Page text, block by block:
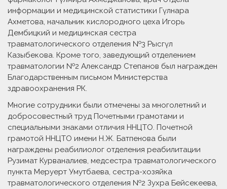
информации и медицинской статистики Гүлнара
Ахметова, начальник кислородного цеха Игорь
Дембицкий и медицинская сестра
травматологического отделения №3 Рысгүл
Казыбекова. Кроме того, заведующий отделением
травматологии №2 Александр Степанов был награжден
Благодарственным письмом Министерства
здравоохранения РК.
Многие сотрудники были отмечены за многолетний и
добросовестный труд Почетными грамотами и
специальными знаками отличия ННЦТО. Почетной
грамотой ННЦТО имени Н.Ж. Батпенова были
награждены реабилиолог отделения реабилитации
Рузимат Курваналиев, медсестра травматологического
пункта Меруерт Умутбаева, сестра-хозяйка
травматологического отделения №2 Зухра Бейсекеева,